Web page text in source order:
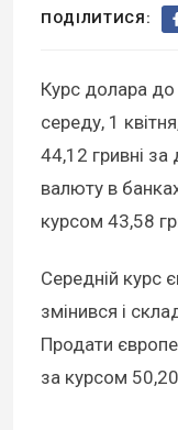
ПОДІЛИТИСЯ:
Курс долара до
середу, 1
44,12 гривні
валюту в
курсом 43,58
Середній курс
змінився і
Продати
за курсом